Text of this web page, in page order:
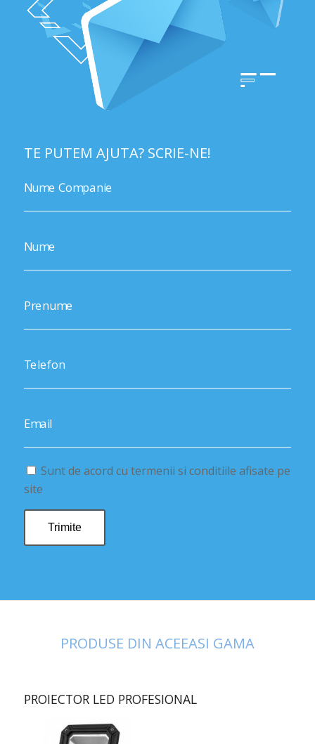
TE PUTEM AJUTA? SCRIE-NE!
Nume Companie
Nume
Prenume
Telefon
Email
Sunt de acord cu termenii si conditiile afisate pe
site
PRODUSE DIN ACEEASI GAMA
PROIECTOR LED PROFESIONAL